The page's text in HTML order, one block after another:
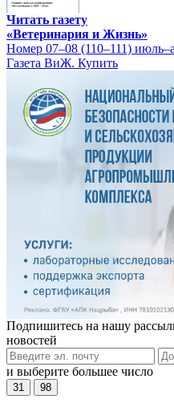
Читать газету
«Ветеринария и Жизнь»
Номер 07–08 (110–111)
Газета ВиЖ. Купить
Подпишитесь на нашу
новостей
и выберите большее число
31 98